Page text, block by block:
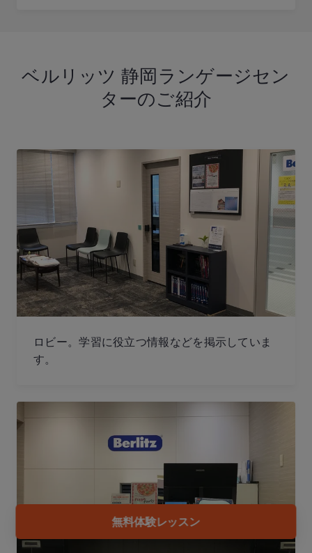
ベルリッツ 静岡ランゲージセン
ターのご紹介
ロビー。学習に役立つ情報などを掲示していま
す。
無料体験レッスン